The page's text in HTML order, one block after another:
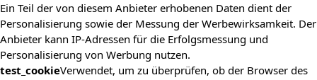
Ein Teil der von diesem Anbieter erhobenen Daten dient der
Personalisierung sowie der Messung der Werbewirksamkeit. Der
Anbieter kann IP-Adressen für die Erfolgsmessung und
Personalisierung von Werbung nutzen.
test_cookieVerwendet, um zu überprüfen, ob der Browser des